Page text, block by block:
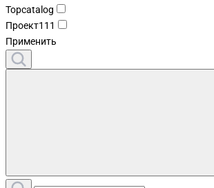
Topcatalog
Проект111
Применить